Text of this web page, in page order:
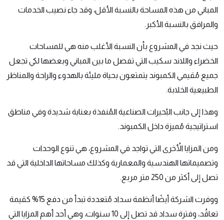
المباني من هذه المساحة بالنسبة الأقل، وقد جاء نصيب الخدمات
والمرافق بالنسبة الأكبر.
حيث نجد في المشروع بأن النسبة الأغلب منه هي للمساحات
الخضراء واللاند سكيب التي تفصل ما بين المباني وبعضها لكي تجعل
جميع مُقيمي الكمبوند يتمتعون بحياة مليئة بالهدوء والراحة والمناظر
الطبيعية الخلابة.
وهذا إلى جانب البُحيرات الصناعية المُنفذة بعناية شديدة وفي مناطق
استراتيجية مُميزة داخل الكمبوند.
ومن المزايا الأُخرى التي تواجد في المشروع، هي تنوع الوحدات
وتصميماتها الهندسية والمعمارية وكذلك مساحاتها الداخلية التي قد
تصل إلى أكثر من 250 متر مربع.
ووفرت الشركة أيضًا أنظمة سداد مُتعددة تبدأ من دفع 15% كقيمة
تعاقُد، وفترة سداد قد تصل إلى 10 سنوات، وهي أحد أهم المزايا التي